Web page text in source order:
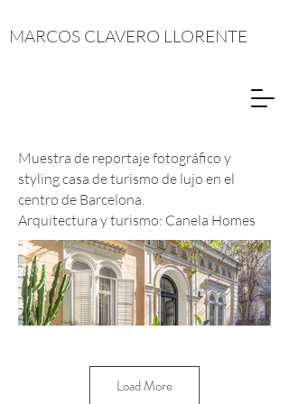
MARCOS CLAVERO LLORENTE
Muestra de reportaje fotográfico y
styling casa de turismo de lujo en el
centro de Barcelona.
Arquitectura y turismo: Canela Homes
Load More